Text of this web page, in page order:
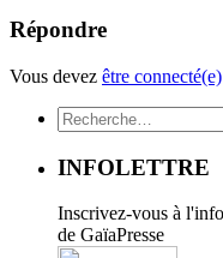
Répondre
Vous devez être connecté(e)
Rechercher :
INFOLETTRE
Inscrivez-vous à
de GaïaPresse